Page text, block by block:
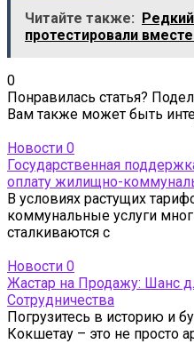
Читайте также:
протестировали
0
Понравилась статья?
Вам также может быть
Новости 0
Государственная
оплату жилищно-
В условиях растущих
коммунальные услуги
сталкиваются с
Новости 0
Жастар на Продажу: Шанс
Сотрудничества
Погрузитесь в историю и
Кокшетау – это не просто